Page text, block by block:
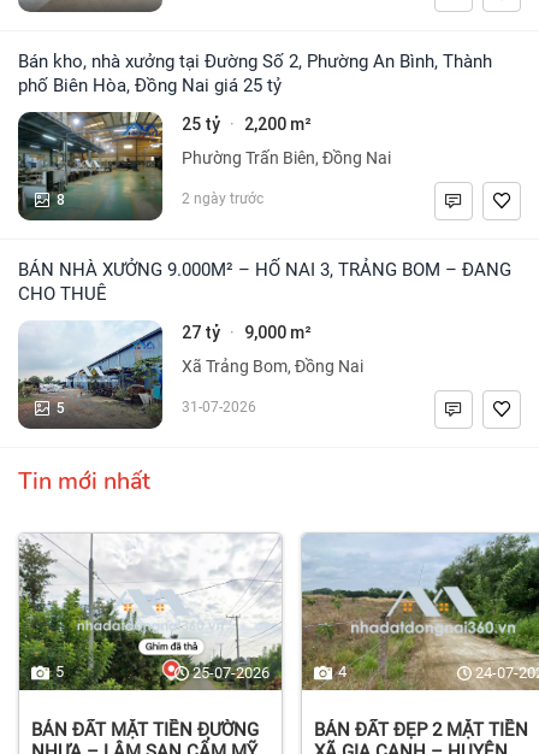
Bán kho, nhà xưởng tại Đường Số 2, Phường An Bình, Thành
phố Biên Hòa, Đồng Nai giá 25 tỷ
8
25 tỷ · 2,200 m²
Phường Trấn Biên, Đồng Nai
2 ngày trước
BÁN NHÀ XƯỞNG 9.000M² – HỐ NAI 3, TRẢNG BOM – ĐANG
CHO THUÊ
5
27 tỷ · 9,000 m²
Xã Trảng Bom, Đồng Nai
31-07-2026
Tin mới nhất
5 25-07-2026
BÁN ĐẤT MẶT TIỀN ĐƯỜNG
4 24-07-
BÁN ĐẤT ĐẸP 2 MẶT TIỀN